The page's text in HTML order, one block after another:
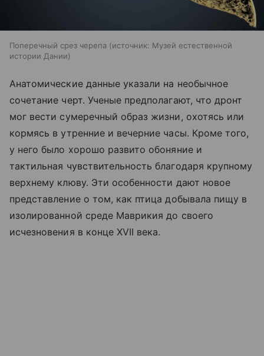
Поперечный срез черепа источник: Музей естественной
истории Дании
Анатомические данные указали на необычное
сочетание черт. Ученые предполагают, что дронт
мог вести сумеречный образ жизни, охотясь или
кормясь в утренние и вечерние часы. Кроме того,
у него было хорошо развито обоняние и
тактильная чувствительность благодаря крупному
верхнему клюву. Эти особенности дают новое
представление о том, как птица добывала пищу в
изолированной среде Маврикия до своего
исчезновения в конце XVII века.